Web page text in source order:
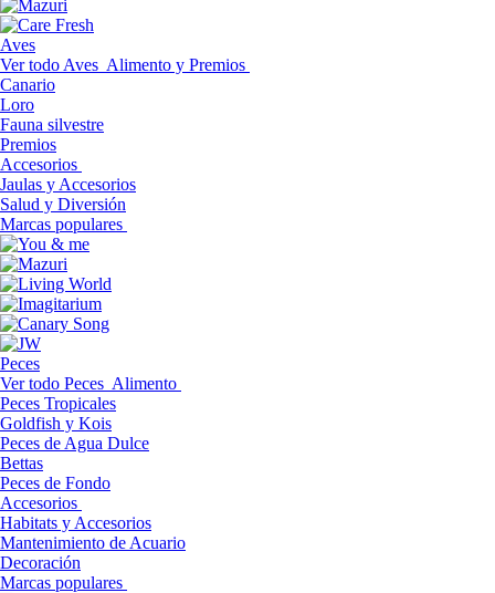
Aves
Ver todo Aves Alimento y Premios
Canario
Loro
Fauna silvestre
Premios
Accesorios
Jaulas y Accesorios
Salud y Diversión
Marcas populares
Peces
Ver todo Peces Alimento
Peces Tropicales
Goldfish y Kois
Peces de Agua Dulce
Bettas
Peces de Fondo
Accesorios
Habitats y Accesorios
Mantenimiento de Acuario
Decoración
Marcas populares